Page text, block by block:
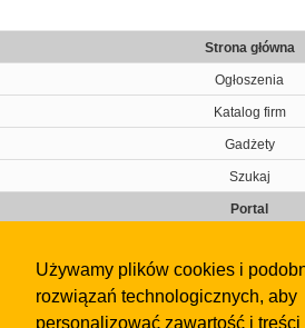
Używamy plików cookies i
rozwiązań technologicznych, aby
personalizować zawartość i treści
Strona główna
Ogłoszenia
Katalog firm
Gadżety
Szukaj
Portal
Kontakt
Regulamin